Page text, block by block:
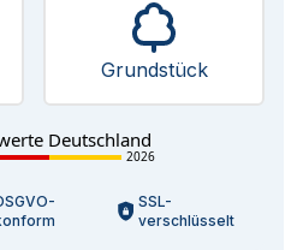
Grundstück
Deutschland
2026
SSL-
verschlüsselt